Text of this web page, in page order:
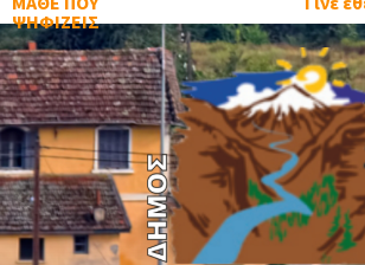
ΨΗΦΙΖΕΙΣ